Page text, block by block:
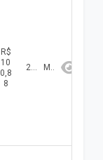
R$
10
0,8
8
2026 Maio